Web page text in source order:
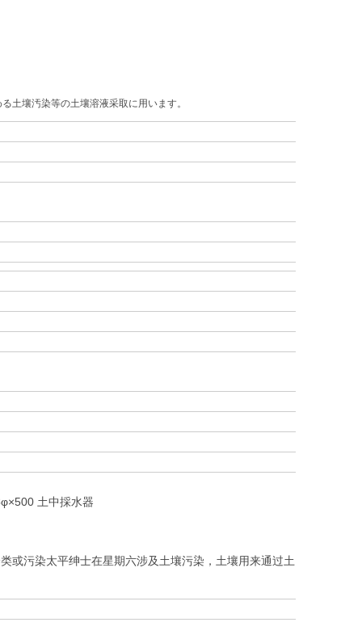
土壤汚染等の土壤溶液采取に用います。
土中採水器
或污染太平绅士在星期六涉及土壤污染，土壤用来通过土